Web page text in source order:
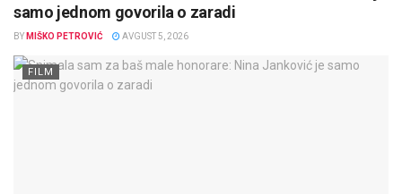
samo jednom govorila o zaradi
BY MIŠKO PETROVIĆ AVGUST 5, 2026
FILM